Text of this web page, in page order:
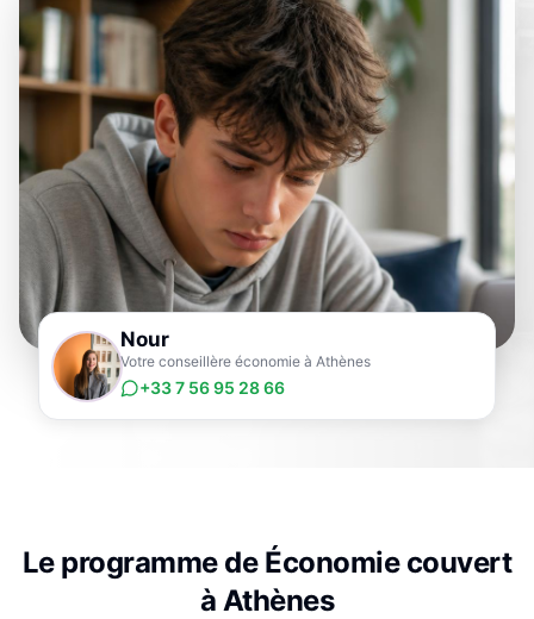
Nour
Votre conseillère économie à Athènes
+33 7 56 95 28 66
Le programme de Économiecouvert
à Athènes